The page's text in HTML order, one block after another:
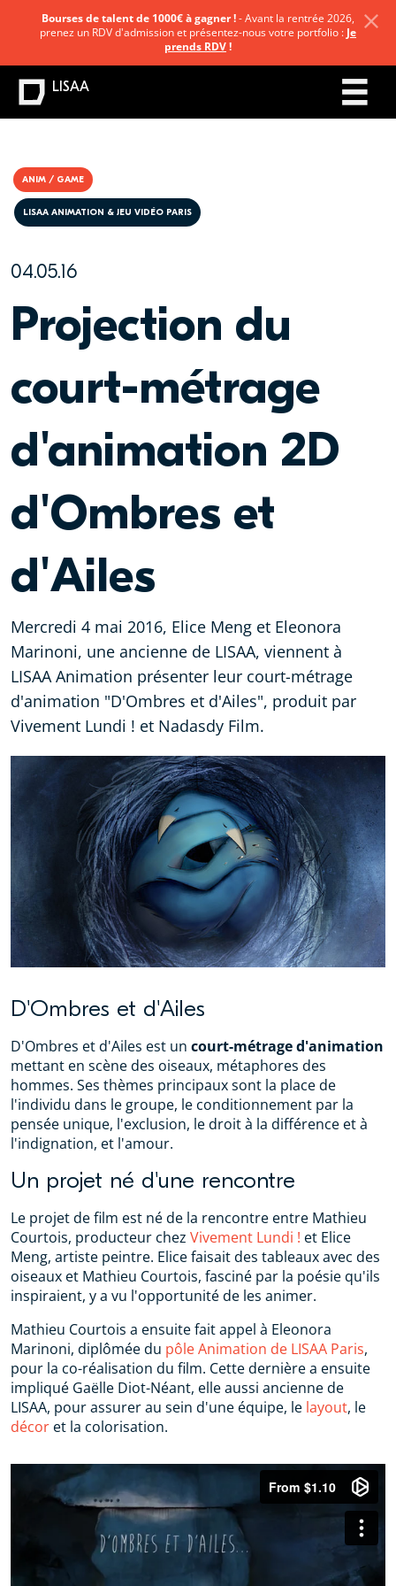
ANIM / GAME
04.05.16
LISAA ANIMATION & JEU VIDÉO PARIS
Projection du
court-métrage
d'animation 2D
d'Ombres et
d'Ailes
Mercredi 4 mai 2016, Elice Meng et Eleonora
Marinoni, une ancienne de LISAA, viennent à
LISAA Animation présenter leur court-métrage
d'animation "D'Ombres et d'Ailes", produit par
Vivement Lundi ! et Nadasdy Film.
D'Ombres et d'Ailes
D'Ombres et d'Ailes est un court-métrage d'animation
mettant en scène des oiseaux, métaphores des
hommes. Ses thèmes principaux sont la place de
l'individu dans le groupe, le conditionnement par la
pensée unique, l'exclusion, le droit à la différence et à
l'indignation, et l'amour.
Un projet né d'une rencontre
Le projet de film est né de la rencontre entre Mathieu
Courtois, producteur chez Vivement Lundi ! et Elice
Meng, artiste peintre. Elice faisait des tableaux avec des
oiseaux et Mathieu Courtois, fasciné par la poésie qu'ils
inspiraient, y a vu l'opportunité de les animer.
Mathieu Courtois a ensuite fait appel à Eleonora
Marinoni, diplômée du pôle Animation de LISAA Paris,
pour la co-réalisation du film. Cette dernière a ensuite
impliqué Gaëlle Diot-Néant, elle aussi ancienne de
LISAA, pour assurer au sein d'une équipe, le layout, le
décor et la colorisation.
Bourses de talent de 1000€ à gagner !- Avant la rentrée 2026,
prenez un RDV d'admission et présentez-nous votre portfolio : Je
prends RDV!
LISAA